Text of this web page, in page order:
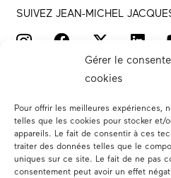
Gérer le
cookies
Pour offrir les meilleures expériences,
telles que les cookies pour stocker et/
appareils. Le fait de consentir à ces
traiter des données telles que le
uniques sur ce site. Le fait de ne pas
consentement peut avoir un effet
SUIVEZ JEAN-MICHEL
Votre